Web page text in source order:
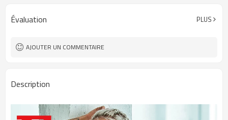
MOQ
Couleur Toutes sortes de couleurs
Évaluation PLUS
AJOUTER UN COMMENTAIRE
Description